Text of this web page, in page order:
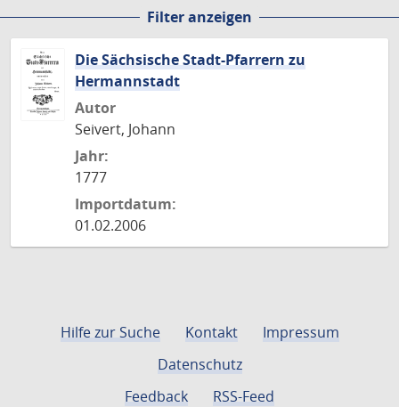
Filter anzeigen
Die Sächsische Stadt-Pfarrern zu
Hermannstadt
Autor
Seivert, Johann
Jahr:
1777
Importdatum:
01.02.2006
Hilfe zur Suche Kontakt
Impressum
Datenschutz
Feedback
RSS-Feed